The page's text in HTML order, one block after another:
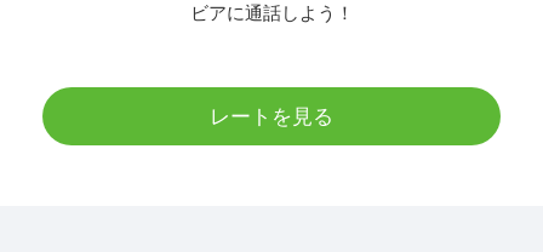
ビアに通話しよう！
レートを見る